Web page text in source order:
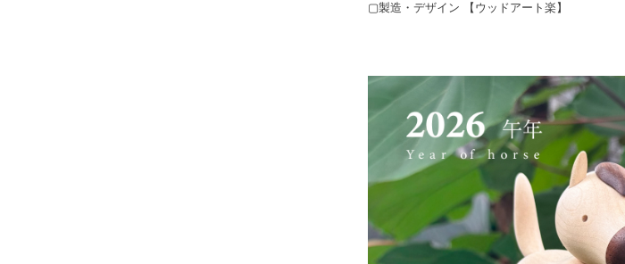
▢製造・デザイン 【ウッドアート楽】